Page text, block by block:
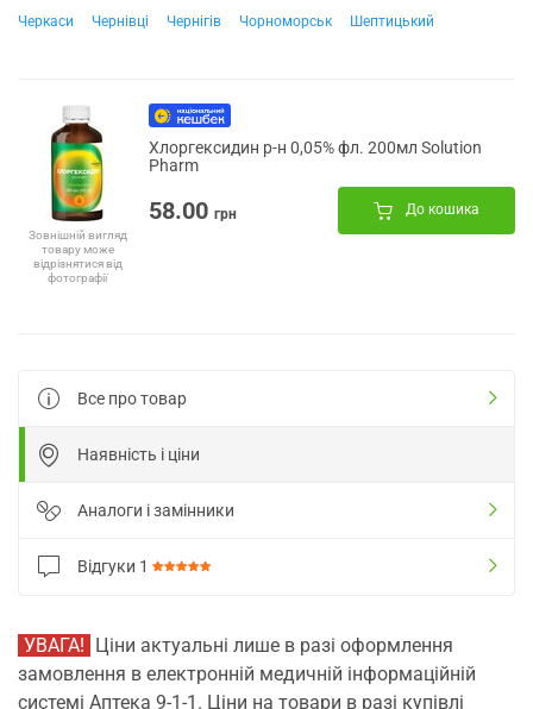
Черкаси
Чернівці Чернігів Чорноморськ Шептицький
Зовнішній вигляд
товару може
відрізнятися від
фотографії
Хлоргексидин р-н 0,05% фл. 200мл Solution
Pharm
58.00 грн До кошика
Все про товар
Наявність і ціни
Аналоги і замінники
Відгуки 1
УВАГА! Ціни актуальні лише в разі оформлення
замовлення в електронній медичній інформаційній
системі Аптека 9-1-1. Ціни на товари в разі купівлі